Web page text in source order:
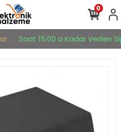
Saat 15:00 a Kadar Verilen
0